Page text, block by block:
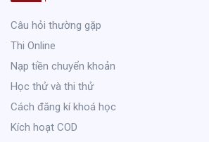
Câu hỏi thường gặp
Thi Online
Nạp tiền chuyển khoản
Học thử và thi thử
Cách đăng kí khoá học
Kích hoạt COD